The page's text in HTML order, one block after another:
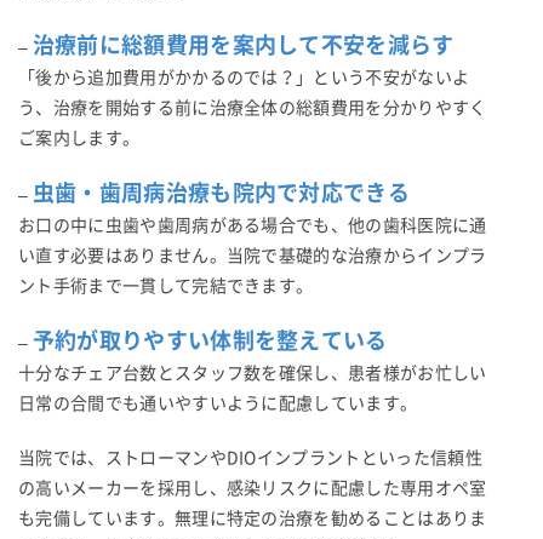
– 治療前に総額費用を案内して不安を減らす
「後から追加費用がかかるのでは？」という不安がないよ
う、治療を開始する前に治療全体の総額費用を分かりやすく
ご案内します。
– 虫歯・歯周病治療も院内で対応できる
お口の中に虫歯や歯周病がある場合でも、他の歯科医院に通
い直す必要はありません。当院で基礎的な治療からインプラ
ント手術まで一貫して完結できます。
– 予約が取りやすい体制を整えている
十分なチェア台数とスタッフ数を確保し、患者様がお忙しい
日常の合間でも通いやすいように配慮しています。
当院では、ストローマンやDIOインプラントといった信頼性
の高いメーカーを採用し、感染リスクに配慮した専用オペ室
も完備しています。無理に特定の治療を勧めることはありま